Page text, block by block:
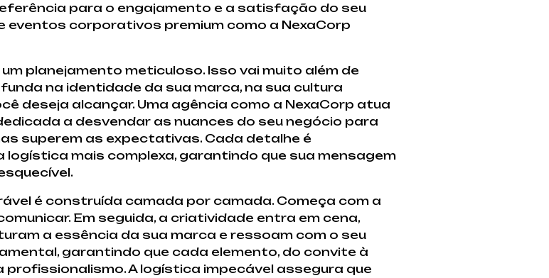
para o engajamento e a satisfação do seu
eventos corporativos premium como a NexaCorp
planejamento meticuloso. Isso vai muito além de
na identidade da sua marca, na sua cultura
deseja alcançar. Uma agência como a NexaCorp atua
a desvendar as nuances do seu negócio para
superem as expectativas. Cada detalhe é
mais complexa, garantindo que sua mensagem
é construída camada por camada. Começa com a
Em seguida, a criatividade entra em cena,
a essência da sua marca e ressoam com o seu
garantindo que cada elemento, do convite à
A logística impecável assegura que